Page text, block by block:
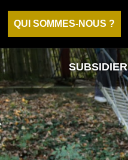
QUI SOMMES-NOUS ?
SUBSIDIER